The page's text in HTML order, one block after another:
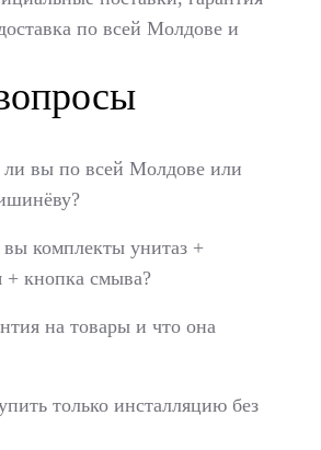
по всей Молдове и
ли вы по всей Молдове или
комплекты унитаз +
+ кнопка смыва?
на товары и что она
только инсталляцию без